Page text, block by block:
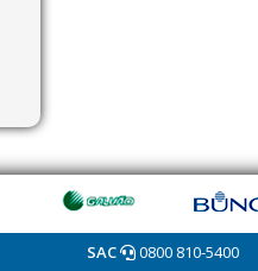
SAC 0800 810-5400